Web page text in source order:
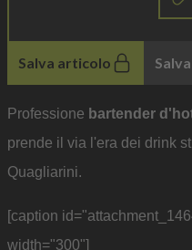
Salva articolo
Professione bartender
prende il via l'era dei drink
Quagliarini.
[caption
width="300"]